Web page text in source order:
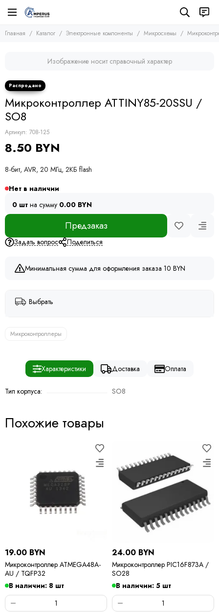
Электронные компоненты
Микросхемы
Микроконтроллеры
Другие микросхемы
Стабилизаторы
Транзисторы
Тиристоры и симисторы
Модули
Конденсаторы
Резисторы
Предохранители
Кварцевые резонаторы
Фоточувствительные элементы
Главная Каталог Электронные компоненты Микросхемы
Изображение носит справочный характер
Микроконтроллер ATTINY85-20SSU /
SO8
Артикул: 708-125
8.50 BYN
8-бит, AVR, 20 МГц, 2КБ flash
Нет в наличии
0 шт на сумму 0.00 BYN
Предзаказ
Задать вопрос Поделиться
Минимальная сумма для оформления заказа 10 BYN
Выбрать
Микроконтроллеры
Характеристики Доставка Оплата
Тип корпуса: SO8
Похожие товары
19.00 BYN
Микроконтроллер ATMEGA48A-
AU / TQFP32
В наличии: 8 шт
24.00 BYN
Микроконтроллер PIC16F873A /
SO28
В наличии: 5 шт